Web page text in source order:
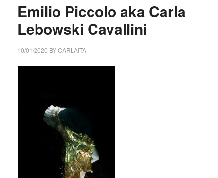
Emilio Piccolo aka Carla
Lebowski Cavallini
10/01/2020 BYCARLAITA